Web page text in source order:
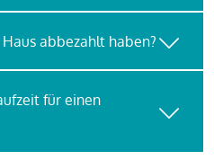
abbezahlt haben?
für einen